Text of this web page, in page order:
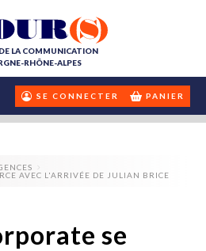
LA COMMUNICATION
RHÔNE-ALPES
SE CONNECTER PANIER
AVEC L'ARRIVÉE DE JULIAN BRICE
se